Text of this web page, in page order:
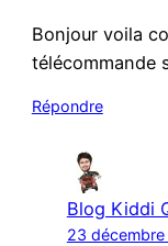
Bonjour voila
télécommande
Répondre
Blog Kiddi
23 décembre